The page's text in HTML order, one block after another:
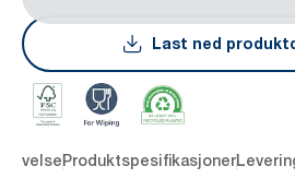
Last ned
Produktspesifikasjoner